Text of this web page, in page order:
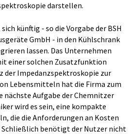
darstellen.
künftig - so die Vorgabe der BSH
GmbH - in den Kühlschrank
lassen. Das Unternehmen
einer solchen Zusatzfunktion
der Impedanzspektroskopie zur
Lebensmitteln hat die Firma zum
nächste Aufgabe der Chemnitzer
wird es sein, eine kompakte
die die Anforderungen an Kosten
benötigt der Nutzer nicht